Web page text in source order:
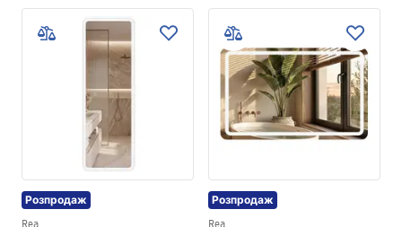
Розпродаж
Rea
Розпродаж
Rea